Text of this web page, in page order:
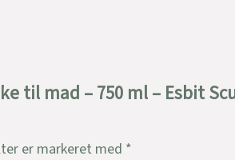
til mad – 750 ml – Esbit
er markeret med *